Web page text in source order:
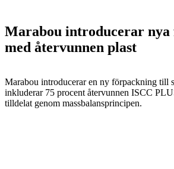
Marabou introducerar
med återvunnen plast
Marabou introducerar en ny förpackning till
inkluderar 75 procent återvunnen ISCC
tilldelat genom massbalansprincipen.